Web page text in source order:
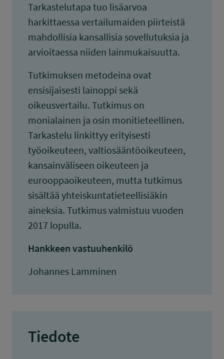
Tarkastelutapa tuo lisäarvoa
harkittaessa vertailumaiden piirteistä
mahdollisia kansallisia sovellutuksia ja
arvioitaessa niiden lainmukaisuutta.
Tutkimuksen metodeina ovat
ensisijaisesti lainoppi sekä
oikeusvertailu. Tutkimus on
monialainen ja osin monitieteellinen.
Tarkastelu linkittyy erityisesti
työoikeuteen, valtiosääntöoikeuteen,
kansainväliseen oikeuteen ja
eurooppaoikeuteen, mutta tutkimus
sisältää yhteiskuntatieteellisiäkin
aineksia. Tutkimus valmistuu vuoden
2017 lopulla.
Hankkeen vastuuhenkilö
Johannes Lamminen
Tiedote